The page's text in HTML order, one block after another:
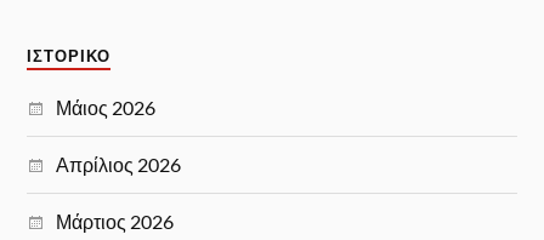
ΙΣΤΟΡΙΚΌ
Μάιος 2026
Απρίλιος 2026
Μάρτιος 2026